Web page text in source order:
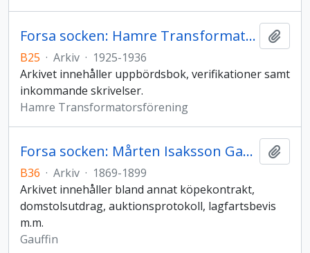
Forsa socken: Hamre Transformatorförening
B25 · Arkiv · 1925-1936
Arkivet innehåller uppbördsbok, verifikationer samt
inkommande skrivelser.
Hamre Transformatorsförening
Forsa socken: Mårten Isaksson Gauffins arkiv
B36 · Arkiv · 1869-1899
Arkivet innehåller bland annat köpekontrakt,
domstolsutdrag, auktionsprotokoll, lagfartsbevis
m.m.
Gauffin